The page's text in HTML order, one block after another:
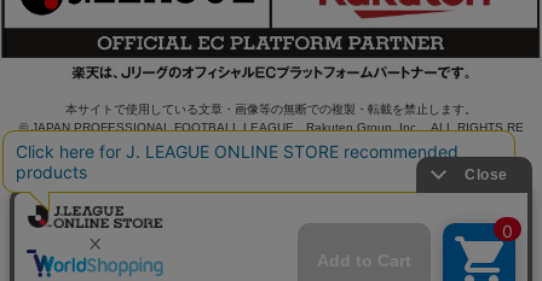
本サイトで使用している文章・画像等の無断での複製・転載を禁止します。
© JAPAN PROFESSIONAL FOOTBALL LEAGUE Rakuten Group, Inc. ALL RIGHTS RE
SERVED.